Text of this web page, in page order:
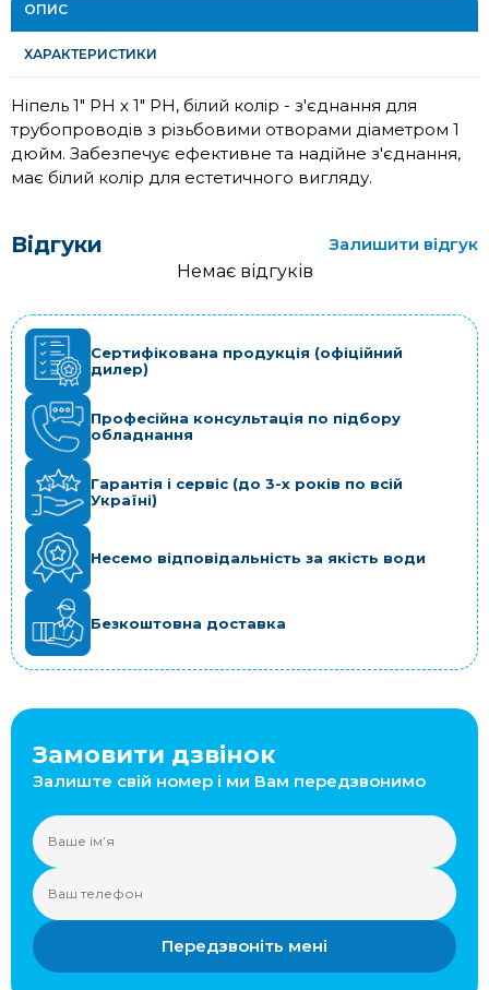
ОПИС
ХАРАКТЕРИСТИКИ
Ніпель 1" РН х 1" РН, білий колір - з'єднання для
трубопроводів з різьбовими отворами діаметром 1
дюйм. Забезпечує ефективне та надійне з'єднання,
має білий колір для естетичного вигляду.
Відгуки
Залишити відгук
Немає відгуків
Сертифікована продукція (офіційний
дилер)
Професійна консультація по підбору
обладнання
Гарантія і сервіс (до 3-х років по всій
Україні)
Несемо відповідальність за якість води
Безкоштовна доставка
Замовити дзвінок
Залиште свій номер і ми Вам передзвонимо
Передзвоніть мені